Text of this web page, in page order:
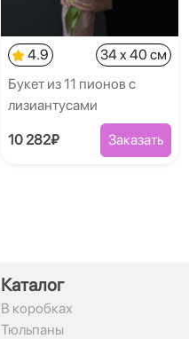
4.9
34 x 40 см
Букет из 11 пионов с
лизиантусами
10 282₽ Заказать
Каталог
В коробках
Тюльпаны